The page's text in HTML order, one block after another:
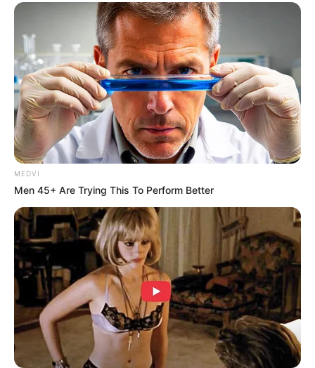
BO-105 AL Mexico, dibekali FN RMP, yakni FN HMP yang
diintegrasikan dengan 3 roket FFAR pada pod-nya
MEDVI
Men 45+ Are Trying This To Perform Better